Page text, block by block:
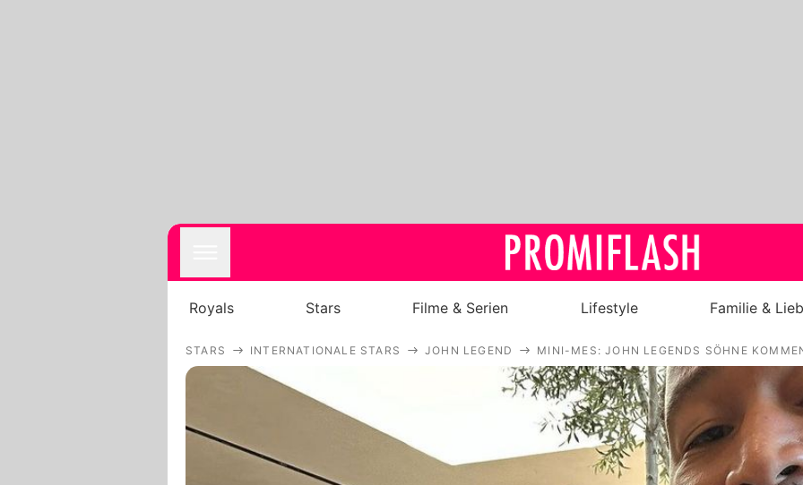
Royals
Stars
Filme & Serien
Lifestyle
Royals Stars Filme & Serien Lifestyle Familie &
STARS INTERNATIONALE STARS JOHN LEGEND MINI-MES: JOHN LEGENDS SÖHNE